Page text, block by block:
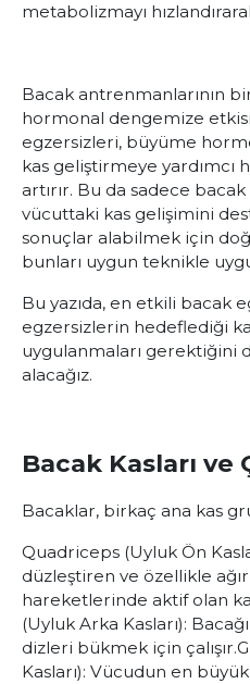
metabolizmayı
Bacak antrenmanlarının
hormonal dengemize
egzersizleri, büyüme
kas geliştirmeye yardımcı
artırır. Bu da sadece
vücuttaki kas gelişimini
sonuçlar alabilmek için
bunları uygun teknikle
Bu yazıda, en etkili bacak
egzersizlerin hedeflediği
uygulanmaları gerektiğini
alacağız.
Bacak Kasları ve
Bacaklar, birkaç ana kas
Quadriceps (Uyluk Ön
düzleştiren ve özellikle
hareketlerinde aktif olan
(Uyluk Arka Kasları):
dizleri bükmek için çalışır.
Kasları): Vücudun en büyük